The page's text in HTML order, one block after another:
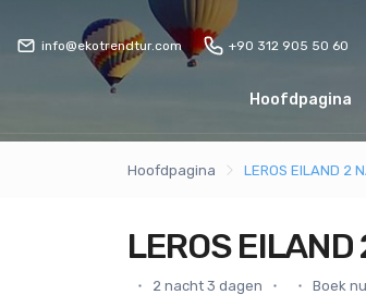
info@ekotrendtur.com +90 312 905 50 60
Hoofdpagina
Hoofdpagina LEROS EILAND 2
LEROS
2 nacht 3 dagen Boek